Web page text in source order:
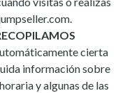
cierta
información sobre
y algunas de las